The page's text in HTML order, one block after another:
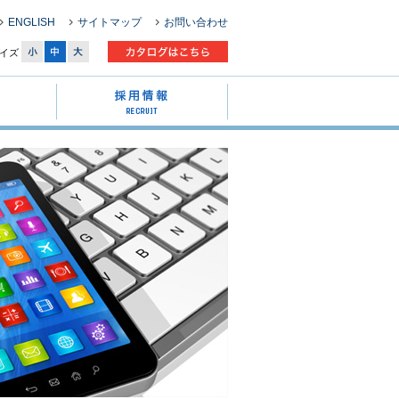
お問い合わせ
サイトマップ
ENGLISH
ズ